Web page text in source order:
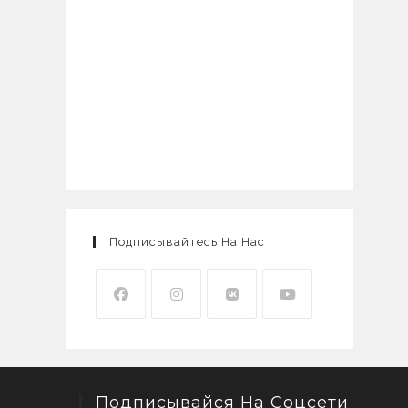
Подписывайтесь На Нас
Подписывайся На Соцсети